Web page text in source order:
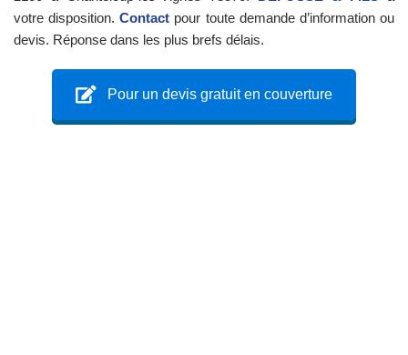
votre disposition.Contact pour toute demande d’information ou
devis. Réponse dans les plus brefs délais.
Pour un devis gratuit en couverture